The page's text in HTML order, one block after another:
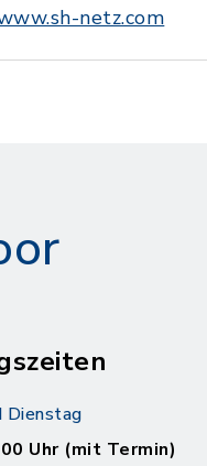
netz.com
Dienstag
Uhr (mit Termin)